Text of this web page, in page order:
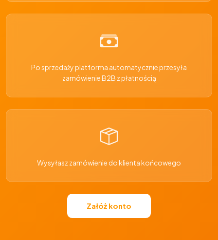
Po sprzedaży platforma automatycznie przesyła
zamówienie B2B z płatnością
Wysyłasz zamówienie do klienta końcowego
Załóż konto